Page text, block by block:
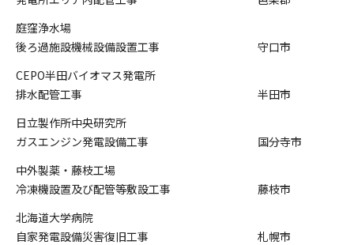
庭窪浄水場
後ろ過施設機械設備設置工事
守口市
CEPO半田バイオマス発電所
排水配管工事
半田市
日立製作所中央研究所
ガスエンジン発電設備工事
国分寺市
中外製薬・藤枝工場
冷凍機設置及び配管等敷設工事
藤枝市
北海道大学病院
自家発電設備災害復旧工事
札幌市